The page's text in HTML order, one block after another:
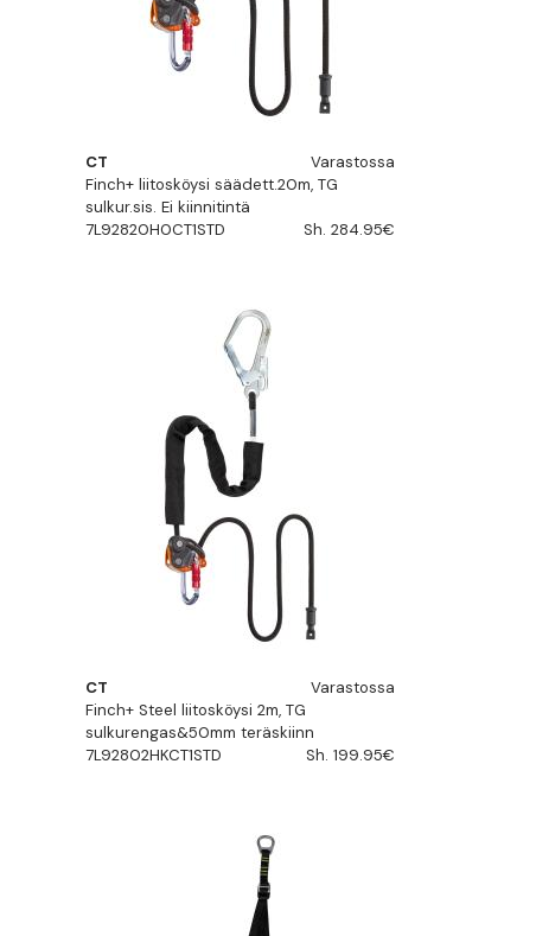
CT
Varastossa
Finch+ liitosköysi säädett.20m, TG
sulkur.sis. Ei kiinnitintä
7L92820H0CT1STD
Sh. 284.95€
CT
Varastossa
Finch+ Steel liitosköysi 2m, TG
sulkurengas&50mm teräskiinn
7L92802HKCT1STD
Sh. 199.95€